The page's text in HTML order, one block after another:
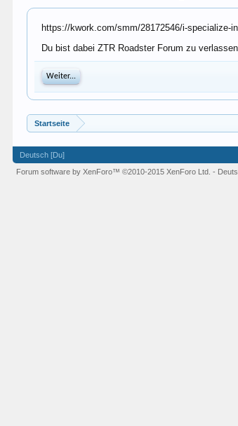
https://kwork.com/smm/28172546/i-specialize-
Du bist dabei ZTR Roadster Forum zu
Weiter...
Startseite
Deutsch [Du]
Forum software by XenForo™©2010-2015 XenForo Ltd. -